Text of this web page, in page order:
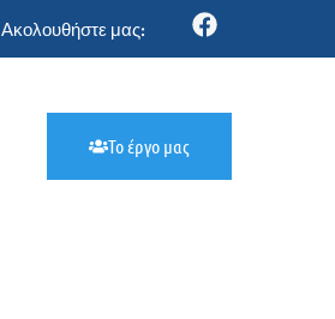
Ακολουθήστε μας:
Το έργο μας